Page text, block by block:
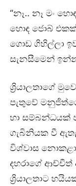
“නෑ.. නෑ මං
හොඳ ජොබ් එකක්
ගොඩ ගිහිල්ලා
සැනසීමෙන්
ශ්‍රියාලතාගේ
පැතුවේ
හා සම්බන්ධයක්
ගැබිනියක වී
විශ්වාස
දහරාගේ ආච්චීත්
ශ්‍රියාලතාට